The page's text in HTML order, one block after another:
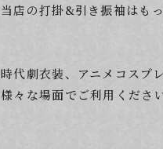
当店の打掛&引き振袖はも
時代劇衣装、アニメコスプ
様々な場面でご利用くださ